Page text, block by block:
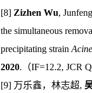
[8] Zizhen Wu,
the simultaneous
precipitating strain
2020. （IF=12.2, JCR
[9] 万乐鑫，林志超,